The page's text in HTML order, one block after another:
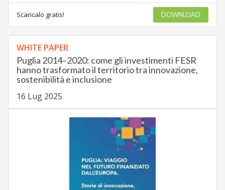
Scaricalo gratis! DOWNLOAD
WHITE PAPER
Puglia 2014–2020: come gli investimenti FESR
hanno trasformato il territorio tra innovazione,
sostenibilità e inclusione
16 Lug 2025